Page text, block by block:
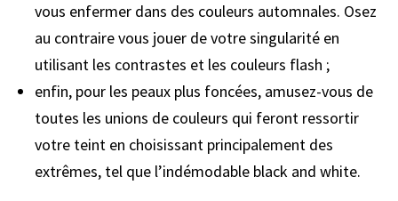
vous enfermer dans des couleurs automnales. Osez
au contraire vous jouer de votre singularité en
utilisant les contrastes et les couleurs flash ;
enfin, pour les peaux plus foncées, amusez-vous de
toutes les unions de couleurs qui feront ressortir
votre teint en choisissant principalement des
extrêmes, tel que l’indémodable black and white.